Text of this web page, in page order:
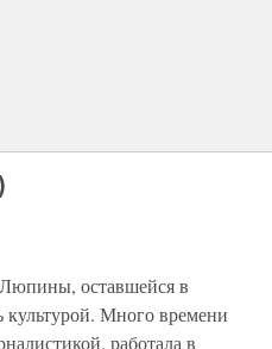
оставшейся в
культурой. Много времени
работала в